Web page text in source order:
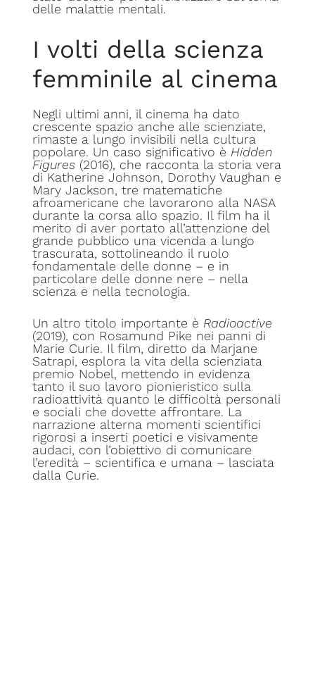
delle malattie mentali.
I volti della scienza
femminile al cinema
Negli ultimi anni, il cinema ha dato
crescente spazio anche alle scienziate,
rimaste a lungo invisibili nella cultura
popolare. Un caso significativo è Hidden
Figures(2016), che racconta la storia vera
di Katherine Johnson, Dorothy Vaughan e
Mary Jackson, tre matematiche
afroamericane che lavorarono alla NASA
durante la corsa allo spazio. Il film ha il
merito di aver portato all’attenzione del
grande pubblico una vicenda a lungo
trascurata, sottolineando il ruolo
fondamentale delle donne – e in
particolare delle donne nere – nella
scienza e nella tecnologia.
Un altro titolo importante è Radioactive
(2019), con Rosamund Pike nei panni di
Marie Curie. Il film, diretto da Marjane
Satrapi, esplora la vita della scienziata
premio Nobel, mettendo in evidenza
tanto il suo lavoro pionieristico sulla
radioattività quanto le difficoltà personali
e sociali che dovette affrontare. La
narrazione alterna momenti scientifici
rigorosi a inserti poetici e visivamente
audaci, con l’obiettivo di comunicare
l’eredità – scientifica e umana – lasciata
dalla Curie.